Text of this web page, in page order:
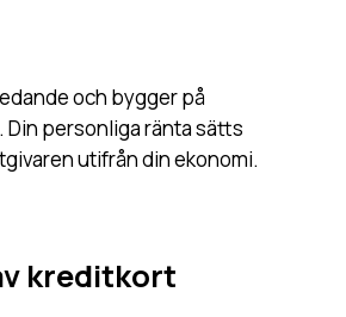
och bygger på
personliga ränta sätts
utifrån din ekonomi.
kreditkort